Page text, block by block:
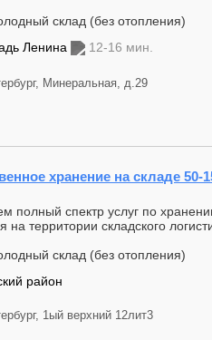
склад (без отопления)
Ленина
12-16 мин.
Минеральная, д.29
хранение на складе 50-
полный спектp услуг пo
на территоpии cклaдскoго
склад (без отопления)
район
1ый верхний 12лит3